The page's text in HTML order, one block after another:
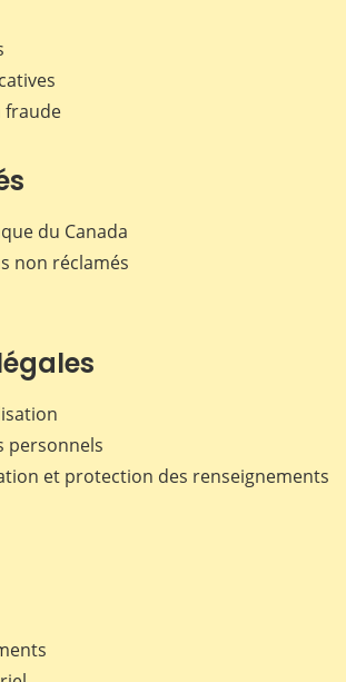
fraude
du Canada
non réclamés
personnels
et protection des renseignements